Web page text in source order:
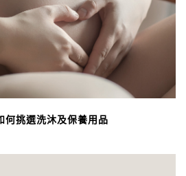
何挑選洗沐及保養用品